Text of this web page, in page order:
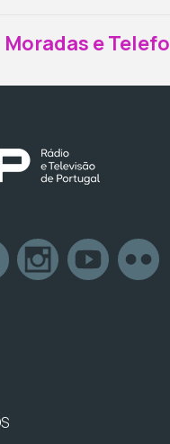
Moradas e